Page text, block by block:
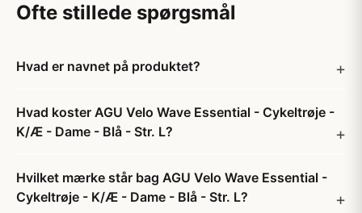
Ofte stillede spørgsmål
Hvad er navnet på produktet?
Hvad koster AGU Velo Wave Essential - Cykeltrøje -
K/Æ - Dame - Blå - Str. L?
Hvilket mærke står bag AGU Velo Wave Essential -
Cykeltrøje - K/Æ - Dame - Blå - Str. L?